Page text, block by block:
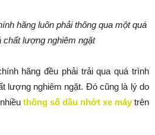
hãng luôn phải thông qua một quá
chất lượng nghiêm ngặt
hãng đều phải trải qua quá trình
lượng nghiêm ngặt. Đó cũng là lý do
thông số dầu nhớt xe máytrên